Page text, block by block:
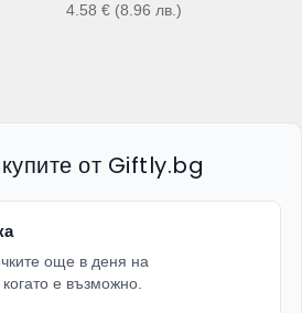
4.58 € (8.96 лв. )
от Giftly.bg
още в деня на
е възможно.